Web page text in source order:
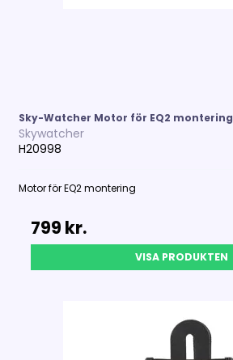
Sky-Watcher Motor för EQ2 montering
Skywatcher
H20998
Motor för EQ2 montering
799 kr.
VISA PRODUKTEN